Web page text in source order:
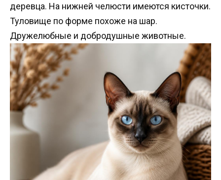
деревца. На нижней челюсти имеются кисточки.
Туловище по форме похоже на шар.
Дружелюбные и добродушные животные.